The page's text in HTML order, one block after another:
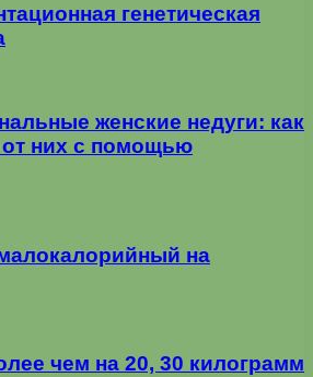
генетическая
женские недуги: как
от них с помощью
на
чем на 20, 30 килограмм